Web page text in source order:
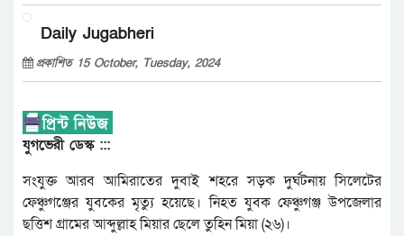
Daily Jugabheri
প্রকাশিত 15 October, Tuesday, 2024
যুগভেরী ডেস্ক :::
সংযুক্ত আরব আমিরাতের দুবাই শহরে সড়ক দুর্ঘটনায় সিলেটের
ফেঞ্চুগঞ্জের যুবকের মৃত্যু হয়েছে। নিহত যুবক ফেঞ্চুগঞ্জ উপজেলার
ছত্তিশ গ্রামের আব্দুল্লাহ মিয়ার ছেলে তুহিন মিয়া (২৬)।